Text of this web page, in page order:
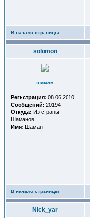
В начало страницы
solomon
шаман
Регистрация: 08.06.2010
Сообщений: 20194
Откуда: Из страны
Шаманов.
Имя: Шаман
В начало страницы
Nick_yar